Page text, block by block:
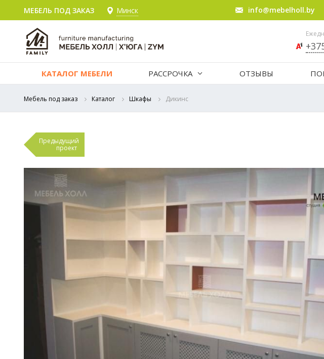
МЕБЕЛЬ ПОД ЗАКАЗ Минск info@mebelholl.by
КАТАЛОГ МЕБЕЛИ РАССРОЧКА ОТЗЫВЫ
Мебель под заказ Каталог Шкафы Дикинс
Предыдущий
проект